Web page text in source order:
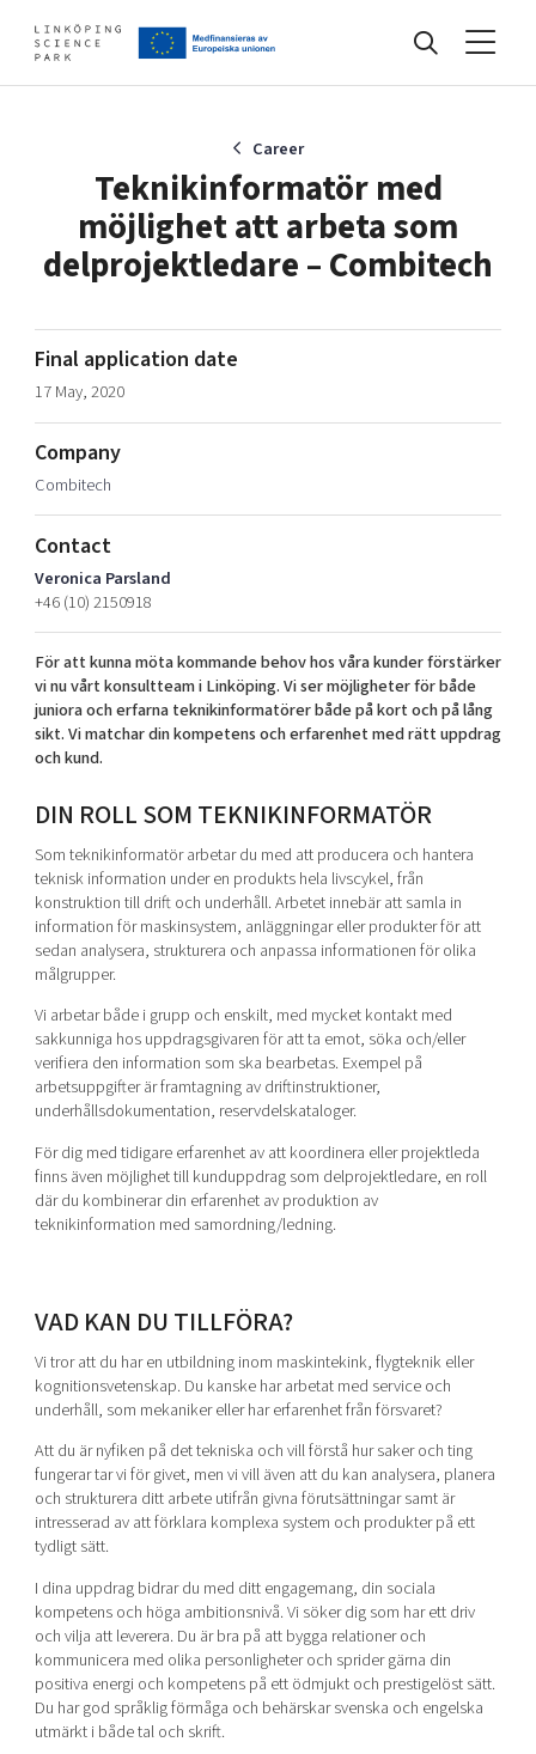
Find your network
Artificial intelligence
Cybersecurity
Manufacturing industries
Global talent
Visual technologies
Shaping cities and regions
Bright East
East Sweden Tech Women
Reversed mentorship
Current offers and activities
Develop your company
Upgrade your skills & master new ones
Upscaling
Talent & skills
Startup & industry collaboration
Offers to boost your business
Funding opportunities
About
Our story, mission & vision
Our community of companies
Projects
Publications
Project toolbox
Our clusters
Reach out to us
Locations
40 years anniversary
Today's lunch in Mjärdevi
Career
Teknikinformatör med
möjlighet att arbeta som
delprojektledare – Combitech
Final application date
17 May, 2020
Company
Combitech
Contact
Veronica Parsland
+46 (10) 2150918
För att kunna möta kommande behov hos våra kunder förstärker
vi nu vårt konsultteam i Linköping. Vi ser möjligheter för både
juniora och erfarna teknikinformatörer både på kort och på lång
sikt. Vi matchar din kompetens och erfarenhet med rätt uppdrag
och kund.
DIN ROLL SOM TEKNIKINFORMATÖR
Som teknikinformatör arbetar du med att producera och hantera
teknisk information under en produkts hela livscykel, från
konstruktion till drift och underhåll. Arbetet innebär att samla in
information för maskinsystem, anläggningar eller produkter för att
sedan analysera, strukturera och anpassa informationen för olika
målgrupper.
Vi arbetar både i grupp och enskilt, med mycket kontakt med
sakkunniga hos uppdragsgivaren för att ta emot, söka och/eller
verifiera den information som ska bearbetas. Exempel på
arbetsuppgifter är framtagning av driftinstruktioner,
underhållsdokumentation, reservdelskataloger.
För dig med tidigare erfarenhet av att koordinera eller projektleda
finns även möjlighet till kunduppdrag som delprojektledare, en roll
där du kombinerar din erfarenhet av produktion av
teknikinformation med samordning/ledning.
VAD KAN DU TILLFÖRA?
Vi tror att du har en utbildning inom maskintekink, flygteknik eller
kognitionsvetenskap. Du kanske har arbetat med service och
underhåll, som mekaniker eller har erfarenhet från försvaret?
Att du är nyfiken på det tekniska och vill förstå hur saker och ting
fungerar tar vi för givet, men vi vill även att du kan analysera, planera
och strukturera ditt arbete utifrån givna förutsättningar samt är
intresserad av att förklara komplexa system och produkter på ett
tydligt sätt.
I dina uppdrag bidrar du med ditt engagemang, din sociala
kompetens och höga ambitionsnivå. Vi söker dig som har ett driv
och vilja att leverera. Du är bra på att bygga relationer och
kommunicera med olika personligheter och sprider gärna din
positiva energi och kompetens på ett ödmjukt och prestigelöst sätt.
Du har god språklig förmåga och behärskar svenska och engelska
utmärkt i både tal och skrift.